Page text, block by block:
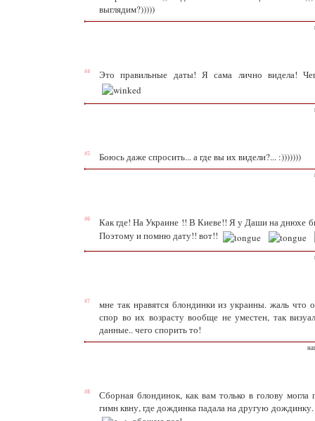
выглядим?)))))
#4 Это правильные даты! Я сама лично видела!
#5 Боюсь даже спросить... а где вы их видели?... :)))))))
#6
Как где! На Украине !! В Киеве!! Я у Даши на днюхе
Поэтому и помню дату!! вот!!
#7
мне так нравятся блондинки из украины. жаль что
спор во их возрасту вообще не уместен, так
данные.. чего спорить то!
#8
Сборная блондинок, как вам только в голову могла
гимн квну, где дождинка падала на другую